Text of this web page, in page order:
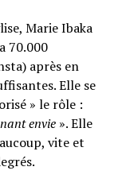
Marie Ibaka
70.000
après en
Elle se
» le rôle :
envie». Elle
vite et